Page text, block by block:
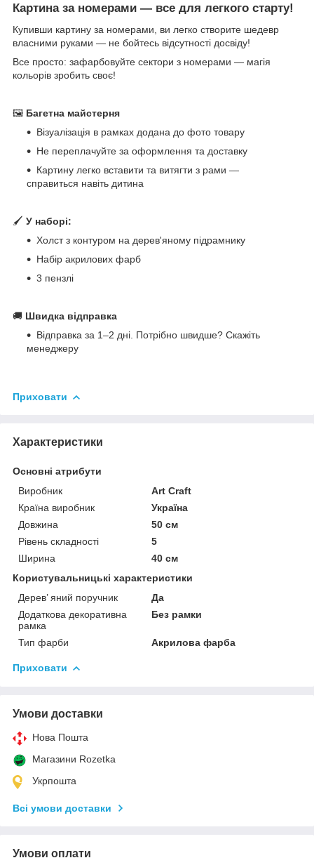
Картина за номерами — все для легкого старту!
Купивши картину за номерами, ви легко створите шедевр
власними руками — не бойтесь відсутності досвіду!
Все просто: зафарбовуйте сектори з номерами — магія
кольорів зробить своє!
🖼 Багетна майстерня
Візуалізація в рамках додана до фото товару
Не переплачуйте за оформлення та доставку
Картину легко вставити та витягти з рами —
справиться навіть дитина
🖌 У наборі:
Холст з контуром на дерев'яному підрамнику
Набір акрилових фарб
3 пензлі
🚚 Швидка відправка
Відправка за 1–2 дні. Потрібно швидше? Скажіть
менеджеру
Приховати
Характеристики
Основні атрибути
Виробник
Art Craft
Країна виробник
Україна
Довжина
50 см
Рівень складності
5
Ширина
40 см
Користувальницькі характеристики
Дерев’ яний поручник
Да
Додаткова декоративна
рамка
Без рамки
Тип фарби Акрилова фарба
Приховати
Умови доставки
Нова Пошта
Магазини Rozetka
Укрпошта
Всі умови доставки
Умови оплати